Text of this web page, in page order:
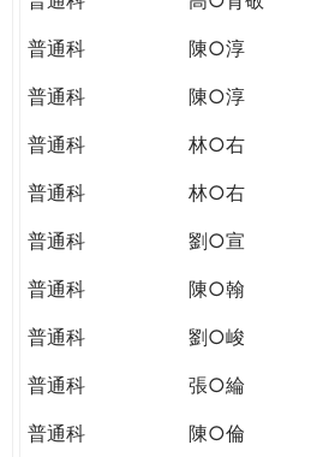
普通科
陳○淳
普通科
陳○淳
普通科
林○右
普通科
林○右
普通科
劉○宣
普通科
陳○翰
普通科
劉○峻
普通科
張○綸
普通科
陳○倫